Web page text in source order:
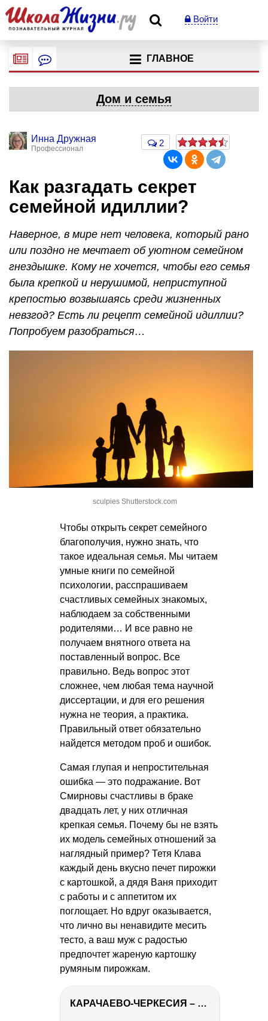
Войти
ГЛАВНОЕ
Дом и семья
Инна Дружная
Профессионал
2
Как разгадать секрет
семейной идиллии?
Наверное, в мире нет человека, который рано
или поздно не мечтает об уютном семейном
гнездышке. Кому не хочется, чтобы его семья
была крепкой и нерушимой, неприступной
крепостью возвышаясь среди жизненных
невзгод? Есть ли рецепт семейной идиллии?
Попробуем разобраться…
sculpies Shutterstock.com
Чтобы открыть секрет семейного
благополучия, нужно знать, что
такое идеальная семья. Мы читаем
умные книги по семейной
психологии, расспрашиваем
счастливых семейных знакомых,
наблюдаем за собственными
родителями… И все равно не
получаем внятного ответа на
поставленный вопрос. Все
правильно. Ведь вопрос этот
сложнее, чем любая тема научной
диссертации, и для его решения
нужна не теория, а практика.
Правильный ответ обязательно
найдется методом проб и ошибок.
Самая глупая и непростительная
ошибка — это подражание. Вот
Смирновы счастливы в браке
двадцать лет, у них отличная
крепкая семья. Почему бы не взять
их модель семейных отношений за
наглядный пример? Тетя Клава
каждый день вкусно печет пирожки
с картошкой, а дядя Ваня приходит
с работы и с аппетитом их
поглощает. Но вдруг оказывается,
что лично вы ненавидите месить
тесто, а ваш муж с радостью
предпочтет жареную картошку
румяным пирожкам.
КАРАЧАЕВО-ЧЕРКЕСИЯ – ПУТЕШЕСТВИЕ НА КАВКАЗ часть 2